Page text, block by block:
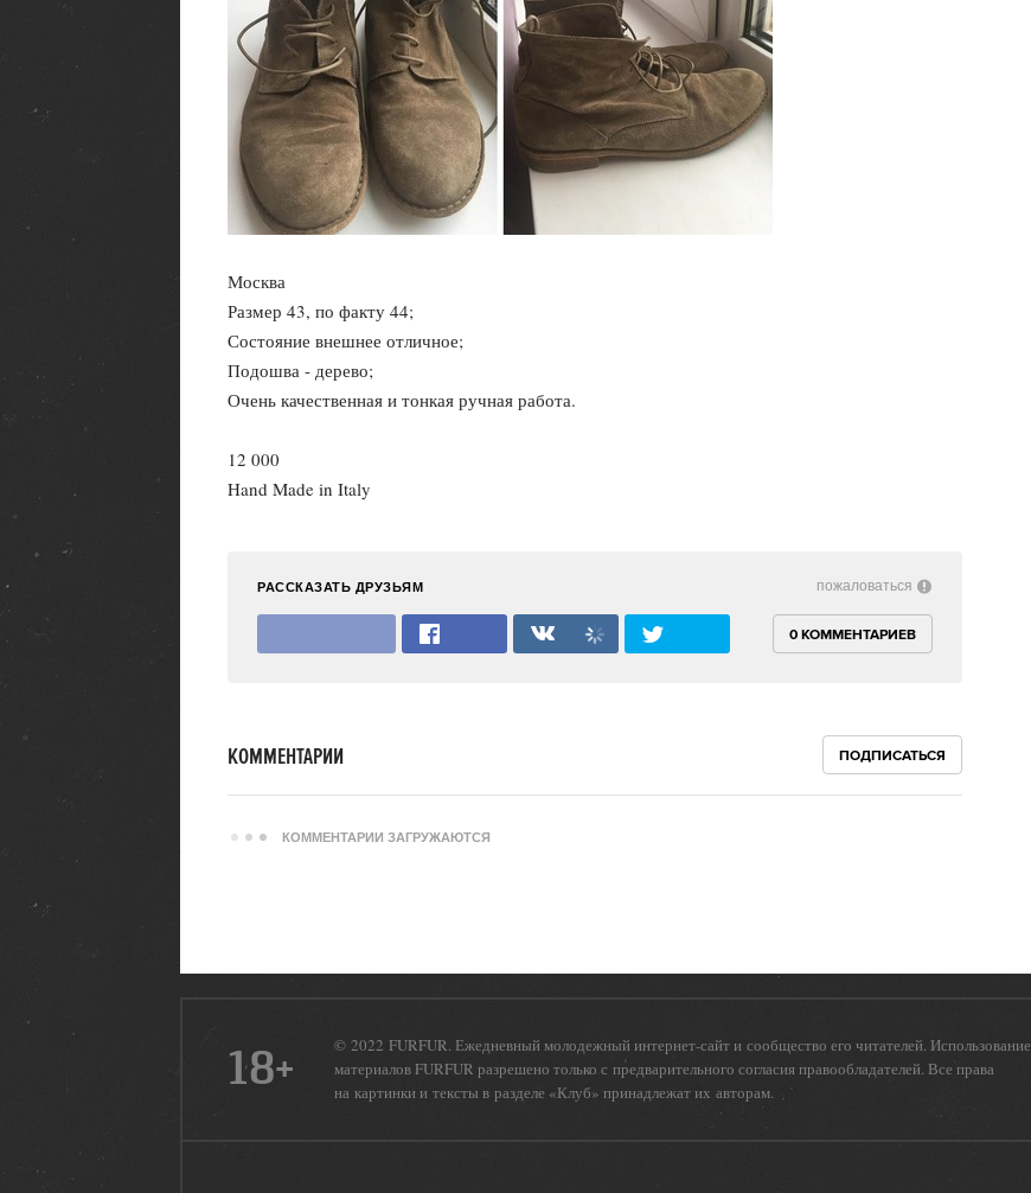
Москва
Размер 43, по факту 44;
Состояние внешнее отличное;
Подошва - дерево;
Очень качественная и тонкая ручная работа.
12 000
Hand Made in Italy
РАССКАЗАТЬ ДРУЗЬЯМ
0 КОММЕНТАРИЕВ
пожаловаться
КОММЕНТАРИИ ПОДПИСАТЬСЯ
КОММЕНТАРИИ ЗАГРУЖАЮТСЯ
18+
© 2022 FURFUR. Ежедневный молодежный интернет-сайт и сообщество его читателей. Использование
материалов FURFUR разрешено только с предварительного согласия правообладателей. Все права
на картинки и тексты в разделе «Клуб» принадлежат их авторам.